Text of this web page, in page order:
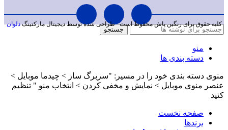
کلیه حقوق برای رنگین پاش محفوظ است طراحی شده توسط دیجیتال مارکتینگدلوان
جستجو
منو
دسته بندی ها
منوی دسته بندی خود را در مسیر: "سربرگ ساز > چیدما موبایل >
عنصر منوی موبایل > نمایش و مخفی کردن > انتخاب منو " تنظیم
کنید
صفحه نخست
برندها